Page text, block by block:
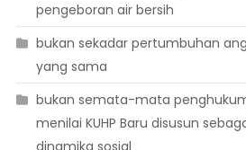
pengeboran air bersih
bukan sekadar pertumbuhan
yang sama
bukan semata-mata
menilai KUHP Baru disusun